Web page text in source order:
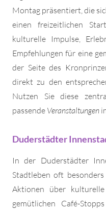
Montag präsentiert, die
einen freizeitlichen
kulturelle Impulse,
Empfehlungen für eine
der Seite des
direkt zu den
Nutzen Sie diese
passende Veranstaltungen
Duderstädter
In der Duderstädter
Stadtleben oft
Aktionen über
gemütlichen Café-